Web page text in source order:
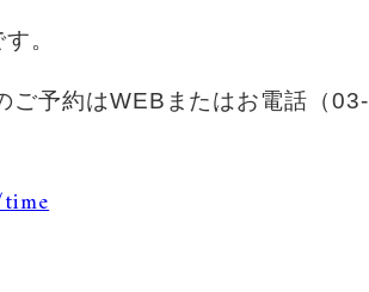
。
ご予約はWEBまたはお電話（03-